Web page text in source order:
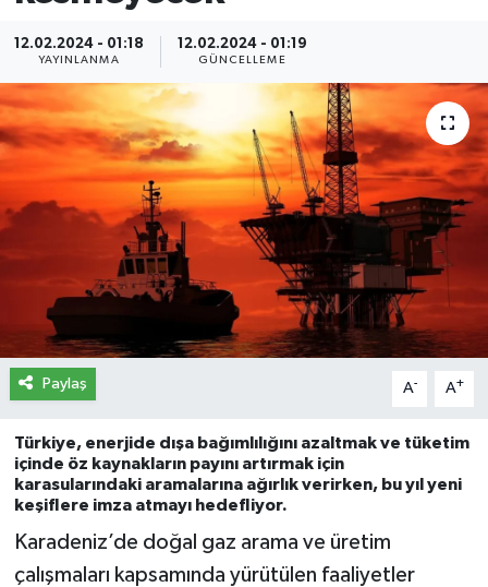
12.02.2024 - 01:18
YAYINLANMA
12.02.2024 - 01:19
GÜNCELLEME
Paylaş A- A+
Türkiye, enerjide dışa bağımlılığını azaltmak ve tüketim
içinde öz kaynakların payını artırmak için
karasularındaki aramalarına ağırlık verirken, bu yıl yeni
keşiflere imza atmayı hedefliyor.​​​​​​​
Karadeniz’de doğal gaz arama ve üretim
çalışmaları kapsamında yürütülen faaliyetler
İletişim
Künye
Yasal Uyarı